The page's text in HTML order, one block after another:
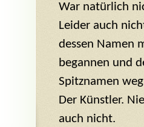
War natürlich
Leider auch
dessen Namen
begannen und
Spitznamen
Der Künstler.
auch nicht.